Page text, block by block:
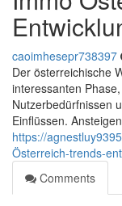
caoimhesepr738397
Der österreichische
interessanten
Nutzerbedürfnissen
Einflüssen.
https://
Österreich-trends-
Comments